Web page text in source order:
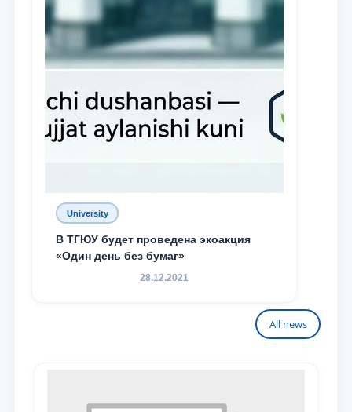
University
В ТГЮУ будет проведена экоакция
«Один день без бумаг»
28.12.2021
All news